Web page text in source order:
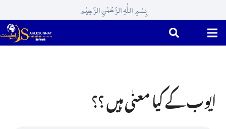
بِسْمِ اللّٰہِ الرَّحْمٰنِ الرَّحِیْم
ایوب کے کیا معنٰی ہیں ؟؟